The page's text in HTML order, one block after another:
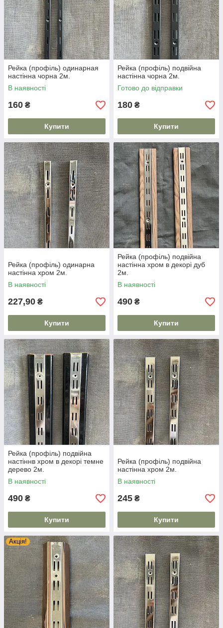
Рейка (профіль) одинарная
настінна чорна 2м.
В наявності
160 ₴
Купити
Рейка (профіль) подвійна
настінна чорна 2м.
Готово до відправки
180 ₴
Купити
Рейка (профіль) одинарна
настінна хром 2м.
В наявності
227,90 ₴
Купити
Рейка (профіль) подвійна
настінна хром в декорі дуб
2м.
В наявності
490 ₴
Купити
Рейка (профіль) подвійна
настіннв хром в декорі темне
дерево 2м.
В наявності
490 ₴
Купити
Рейка (профіль) подвійна
настінна хром 2м.
В наявності
245 ₴
Купити
Акція!